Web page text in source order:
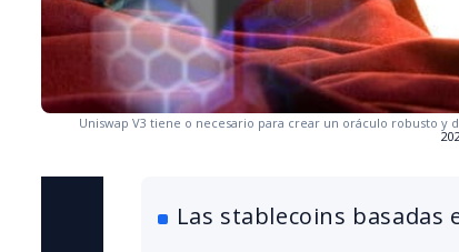
Uniswap V3 tiene o necesario para crear un oráculo robusto y
Las stablecoins